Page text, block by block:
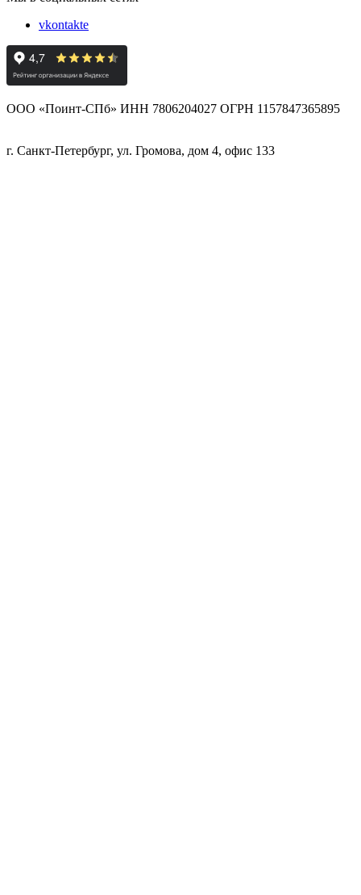
vkontakte
ООО «Поинт-СПб» ИНН 7806204027 ОГРН 1157847365895
г. Санкт-Петербург, ул. Громова, дом 4, офис 133